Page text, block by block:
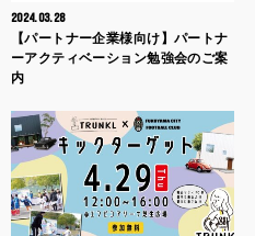
2024.03.28
【パートナー企業様向け】パートナ
ーアクティベーション勉強会のご案
内